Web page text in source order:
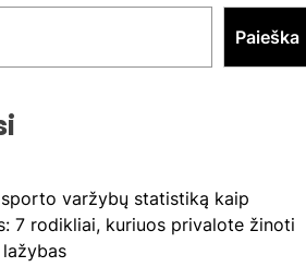
Paieška
varžybų statistiką kaip
7 rodikliai, kuriuos privalote žinoti